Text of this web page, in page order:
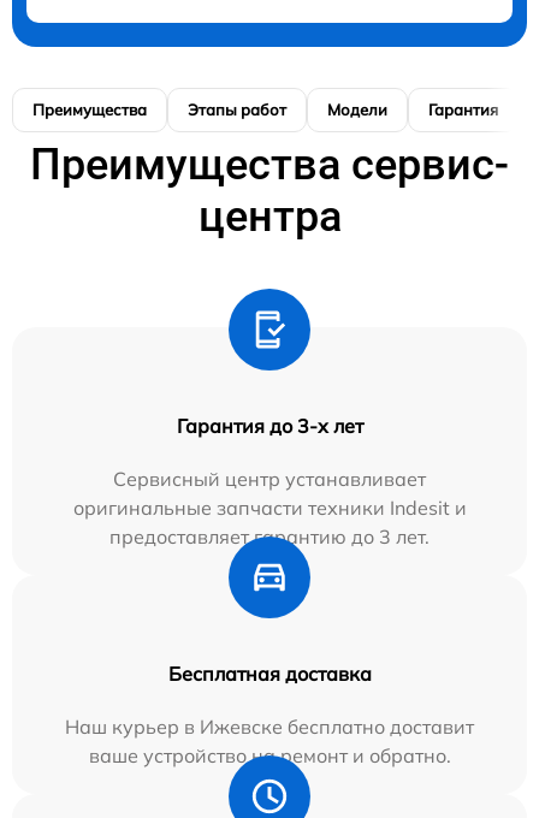
Преимущества Этапы работ Модели Гарантия
Преимущества сервис-
центра
Гарантия до 3-х лет
Сервисный центр устанавливает
оригинальные запчасти техники Indesit и
предоставляет гарантию до 3 лет.
Бесплатная доставка
Наш курьер в Ижевске бесплатно доставит
ваше устройство на ремонт и обратно.